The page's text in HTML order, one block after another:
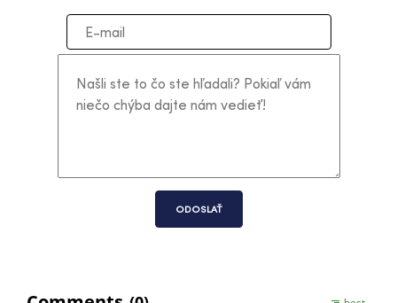
ODOSLAŤ